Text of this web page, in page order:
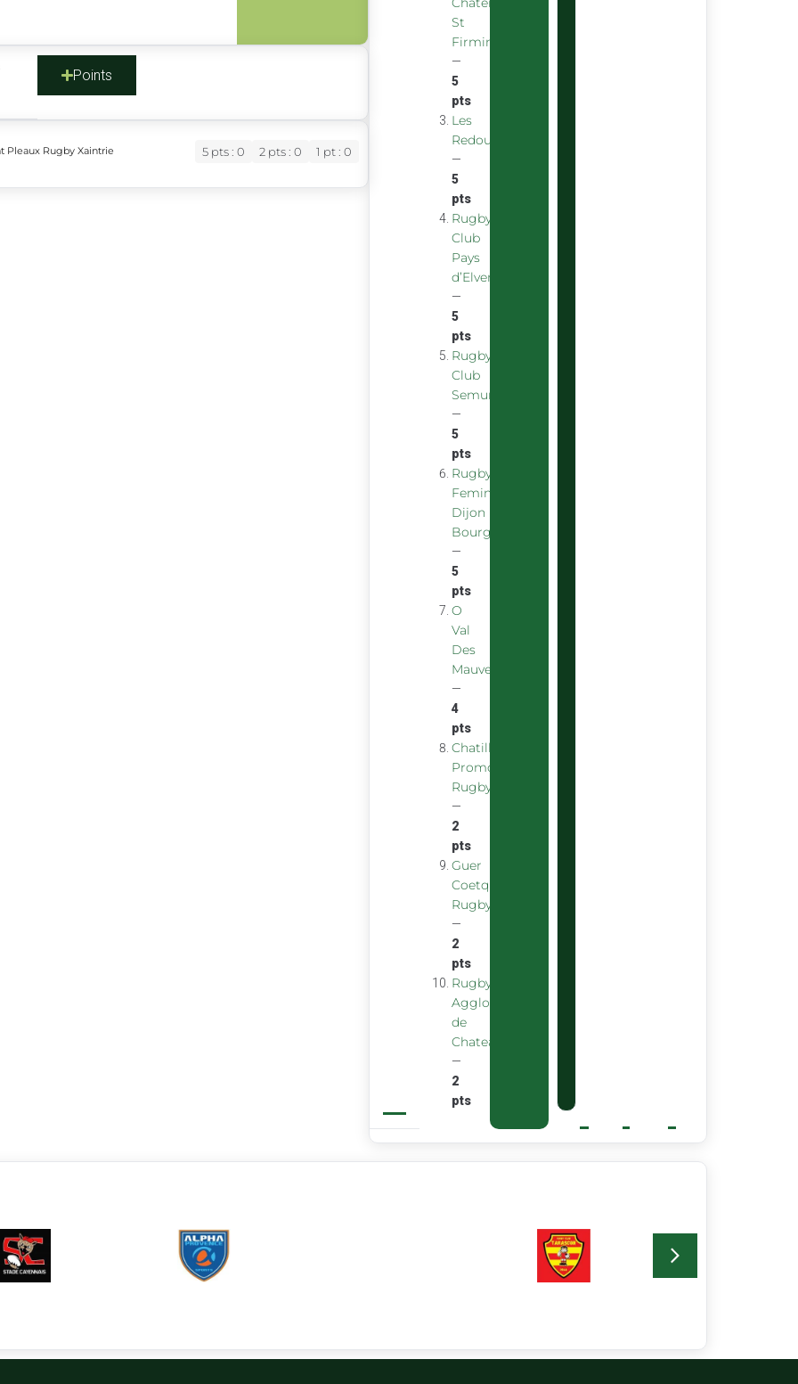
Points
5 pts : 0 2 pts : 0 1 pt : 0
Pleaux Rugby Xaintrie
St
Firmin
—
5
pts
Les
Redoubstables
—
5
pts
Rugby
Club
Pays
d’Elven
—
5
pts
Rugby
Club
Semurois
—
5
pts
Rugby
Feminin
Dijon
Bourgogne
—
5
pts
O
Val
Des
Mauves
—
4
pts
Chatillon
Promotion
Rugby
—
2
pts
Guer
Coetquidan
Rugby
—
2
pts
Rugby
Agglomeration
de
Chateaubourg
—
2
pts